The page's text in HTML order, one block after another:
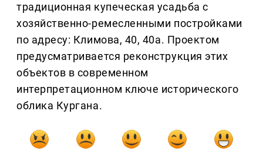
традиционная купеческая усадьба с
хозяйственно-ремесленными постройками
по адресу: Климова, 40, 40а. Проектом
предусматривается реконструкция этих
объектов в современном
интерпретационном ключе исторического
облика Кургана.